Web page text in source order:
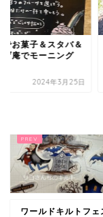
の花」長久手店でラ
2022年3月6日
ワールドキルトフ